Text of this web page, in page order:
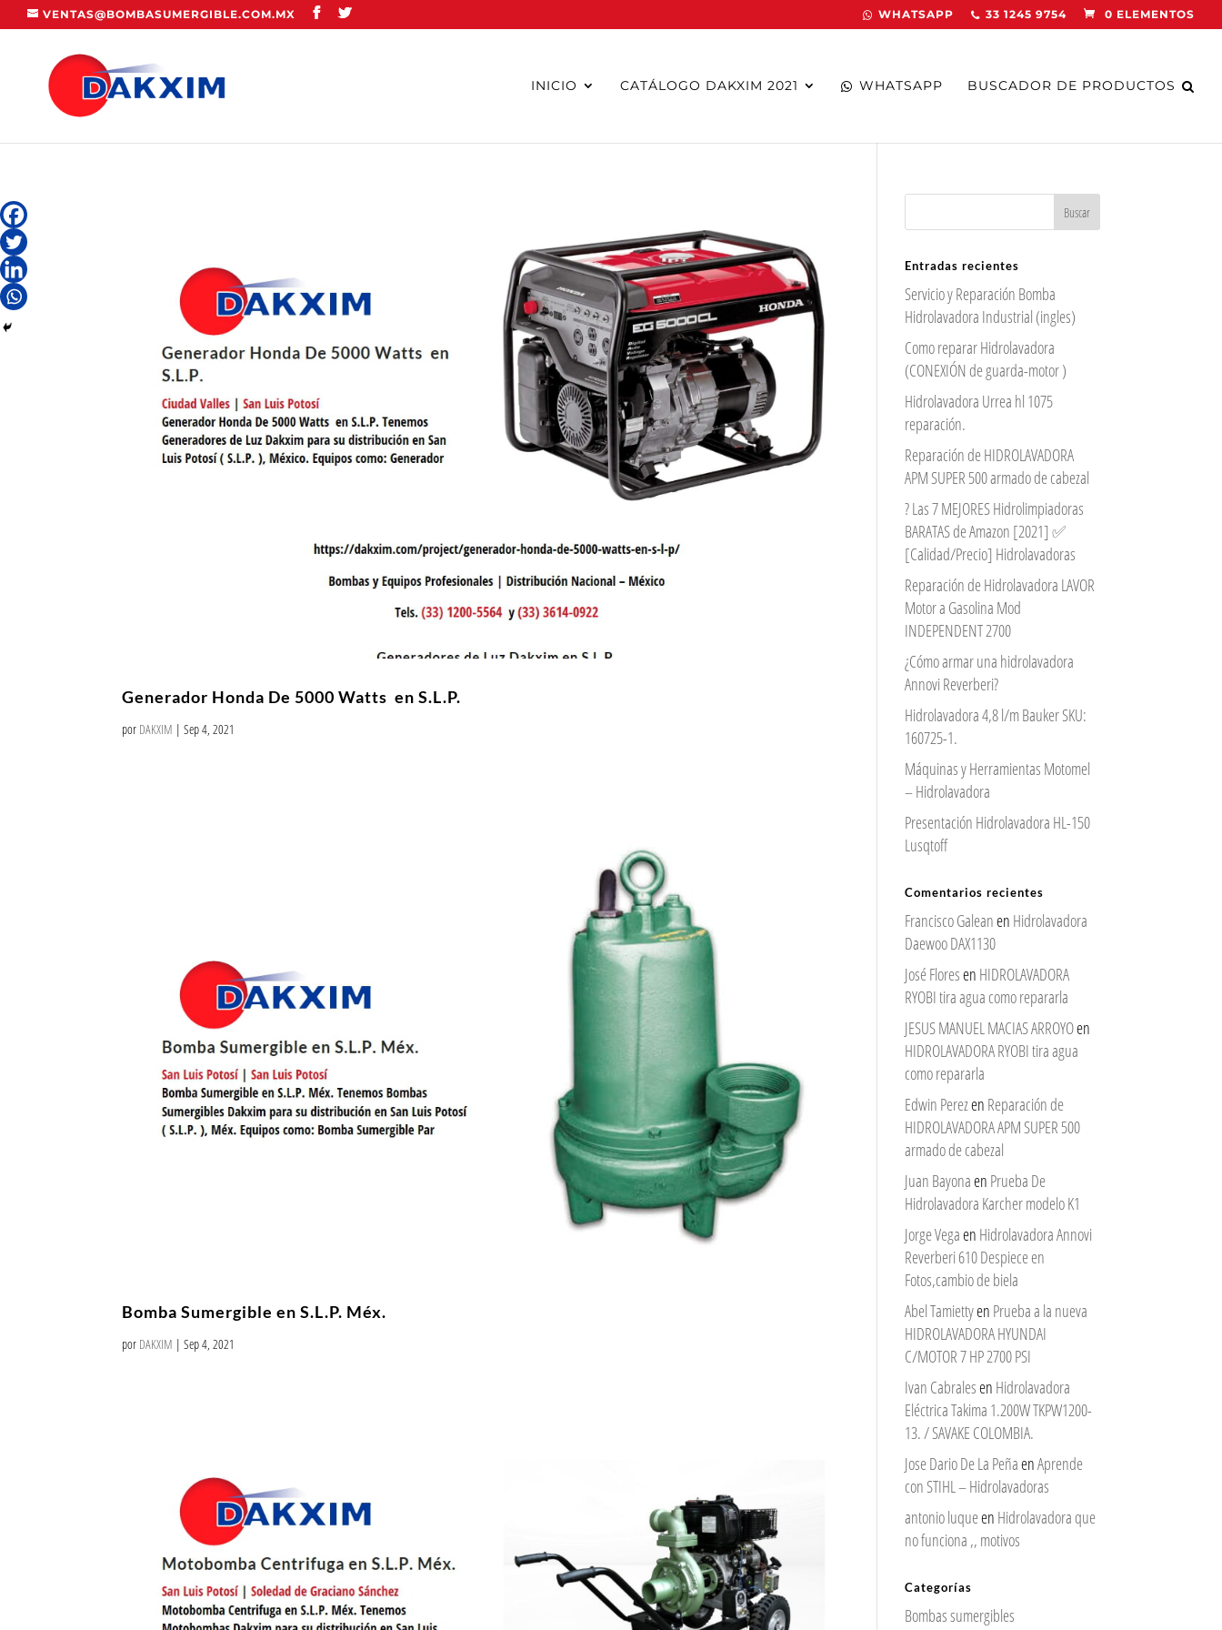
VENTAS@BOMBASUMERGIBLE.COM.MX WHATSAPP 33 1245 9754 0 ELEMENTOS
INICIO CATÁLOGO DAKXIM 2021 WHATSAPP BUSCADOR DE PRODUCTOS
Generador Honda De 5000 Watts en S.L.P.
por DAKXIM |Sep 4, 2021
Bomba Sumergible en S.L.P. Méx.
por DAKXIM |Sep 4, 2021
Entradas recientes
Servicio y Reparación Bomba
Hidrolavadora Industrial (ingles)
Como reparar Hidrolavadora
(CONEXIÓN de guarda-motor )
Hidrolavadora Urrea hl 1075
reparación.
Reparación de HIDROLAVADORA
APM SUPER 500 armado de cabezal
? Las 7 MEJORES Hidrolimpiadoras
BARATAS de Amazon [2021] ✅
[Calidad/Precio] Hidrolavadoras
Reparación de Hidrolavadora LAVOR
Motor a Gasolina Mod
INDEPENDENT 2700
¿Cómo armar una hidrolavadora
Annovi Reverberi?
Hidrolavadora 4,8 l/m Bauker SKU:
160725-1.
Máquinas y Herramientas Motomel
– Hidrolavadora
Presentación Hidrolavadora HL-150
Lusqtoff
Comentarios recientes
Francisco Galeanen Hidrolavadora
Daewoo DAX1130
José Floresen HIDROLAVADORA
RYOBI tira agua como repararla
JESUS MANUEL MACIAS ARROYOen
HIDROLAVADORA RYOBI tira agua
como repararla
Edwin Perezen Reparación de
HIDROLAVADORA APM SUPER 500
armado de cabezal
Juan Bayonaen Prueba De
Hidrolavadora Karcher modelo K1
Jorge Vegaen Hidrolavadora Annovi
Reverberi 610 Despiece en
Fotos,cambio de biela
Abel Tamiettyen Prueba a la nueva
HIDROLAVADORA HYUNDAI
C/MOTOR 7 HP 2700 PSI
Ivan Cabralesen Hidrolavadora
Eléctrica Takima 1.200W TKPW1200-
13. / SAVAKE COLOMBIA.
Jose Dario De La PeñaenAprende
con STIHL – Hidrolavadoras
antonio luqueen Hidrolavadora que
no funciona ,, motivos
Categorías
Bombas sumergibles